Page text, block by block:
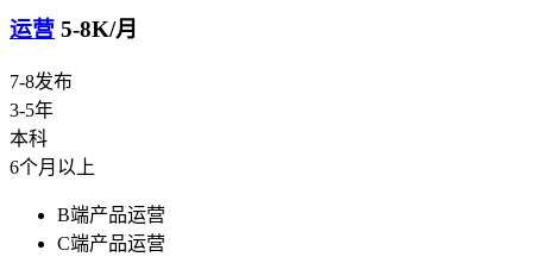
运营 5-8K/月
7-8发布
3-5年
本科
6个月以上
B端产品运营
C端产品运营